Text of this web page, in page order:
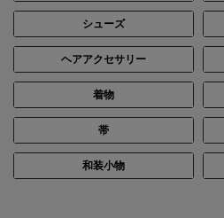
身長：154cm
シューズ
ヘアアクセサリー
着物
帯
和装小物